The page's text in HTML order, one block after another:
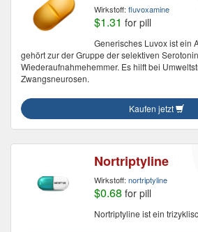
Wirkstoff: fluvoxamine
$1.31 for pill
Generisches Luvox ist ein
gehört zur der Gruppe der selektiven
Wiederaufnahmehemmer. Es hilft bei
Zwangsneurosen.
Kaufen jetzt
Nortriptyline
Wirkstoff: nortriptyline
$0.68 for pill
Nortriptyline ist ein